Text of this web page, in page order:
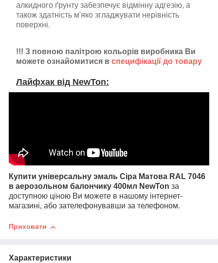
алкидного ґрунту забезпечує відмінну адгезію, а
також здатність м'яко згладжувати нерівність
поверхні.
!!! З повною палітрою кольорів виробника Ви
можете ознайомитися в специфікації до товару
Лайфхак від NewTon:
Купити універсальну эмаль Сіра Матова RAL 7046
в аерозольном балончику 400мл NewTon за
доступною ціною Ви можете в нашому інтернет-
магазині, або зателефонувавши за телефоном.
Приховати
Характеристики